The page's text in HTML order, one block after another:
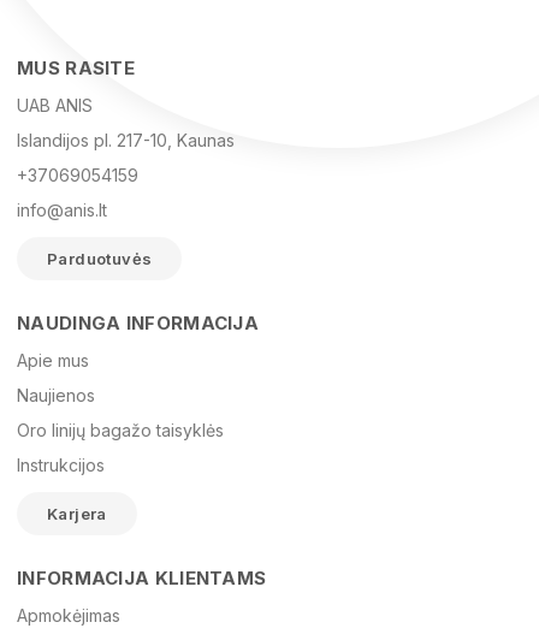
El. paštas
Žinutė
MUS RASITE
UAB ANIS
Islandijos pl. 217-10, Kaunas
+37069054159
info@anis.lt
Parduotuvės
NAUDINGA INFORMACIJA
Apie mus
Naujienos
Oro linijų bagažo taisyklės
Instrukcijos
Karjera
INFORMACIJA KLIENTAMS
Apmokėjimas